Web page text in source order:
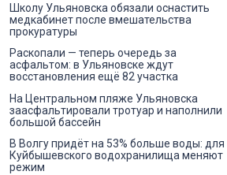
Школу Ульяновска обязали оснастить
медкабинет после вмешательства
прокуратуры
Раскопали — теперь очередь за
асфальтом: в Ульяновске ждут
восстановления ещё 82 участка
На Центральном пляже Ульяновска
заасфальтировали тротуар и наполнили
большой бассейн
В Волгу придёт на 53% больше воды: для
Куйбышевского водохранилища меняют
режим